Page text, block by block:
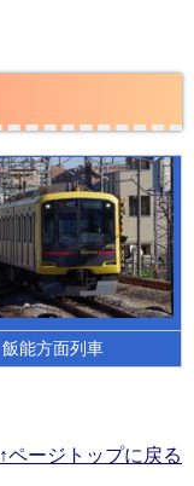
飯能方面列車
↑ページトップに戻る